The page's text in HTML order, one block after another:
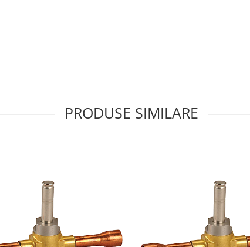
PRODUSE SIMILARE